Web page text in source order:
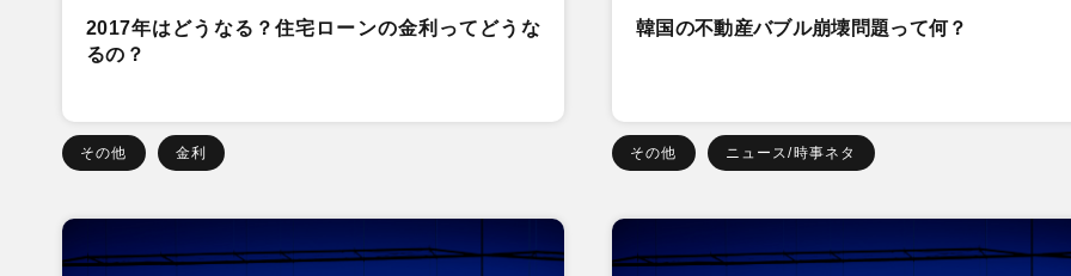
2017年はどうなる？住宅ローンの金利ってどうな
るの？
その他 金利
韓国の不動産バブル崩壊問題って何？
その他 ニュース/時事ネタ